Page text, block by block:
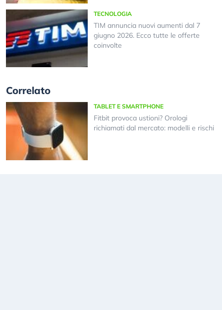
TECNOLOGIA
TIM annuncia nuovi aumenti dal 7
giugno 2026. Ecco tutte le offerte
coinvolte
Correlato
TABLET E SMARTPHONE
Fitbit provoca ustioni? Orologi
richiamati dal mercato: modelli e rischi